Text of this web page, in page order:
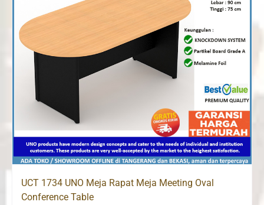
UCT 1734 UNO Meja Rapat Meja Meeting Oval
Conference Table